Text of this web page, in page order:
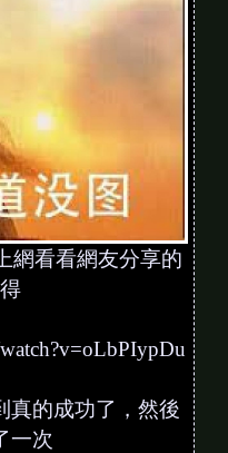
網看看網友分享的
真的成功了，然後
一次